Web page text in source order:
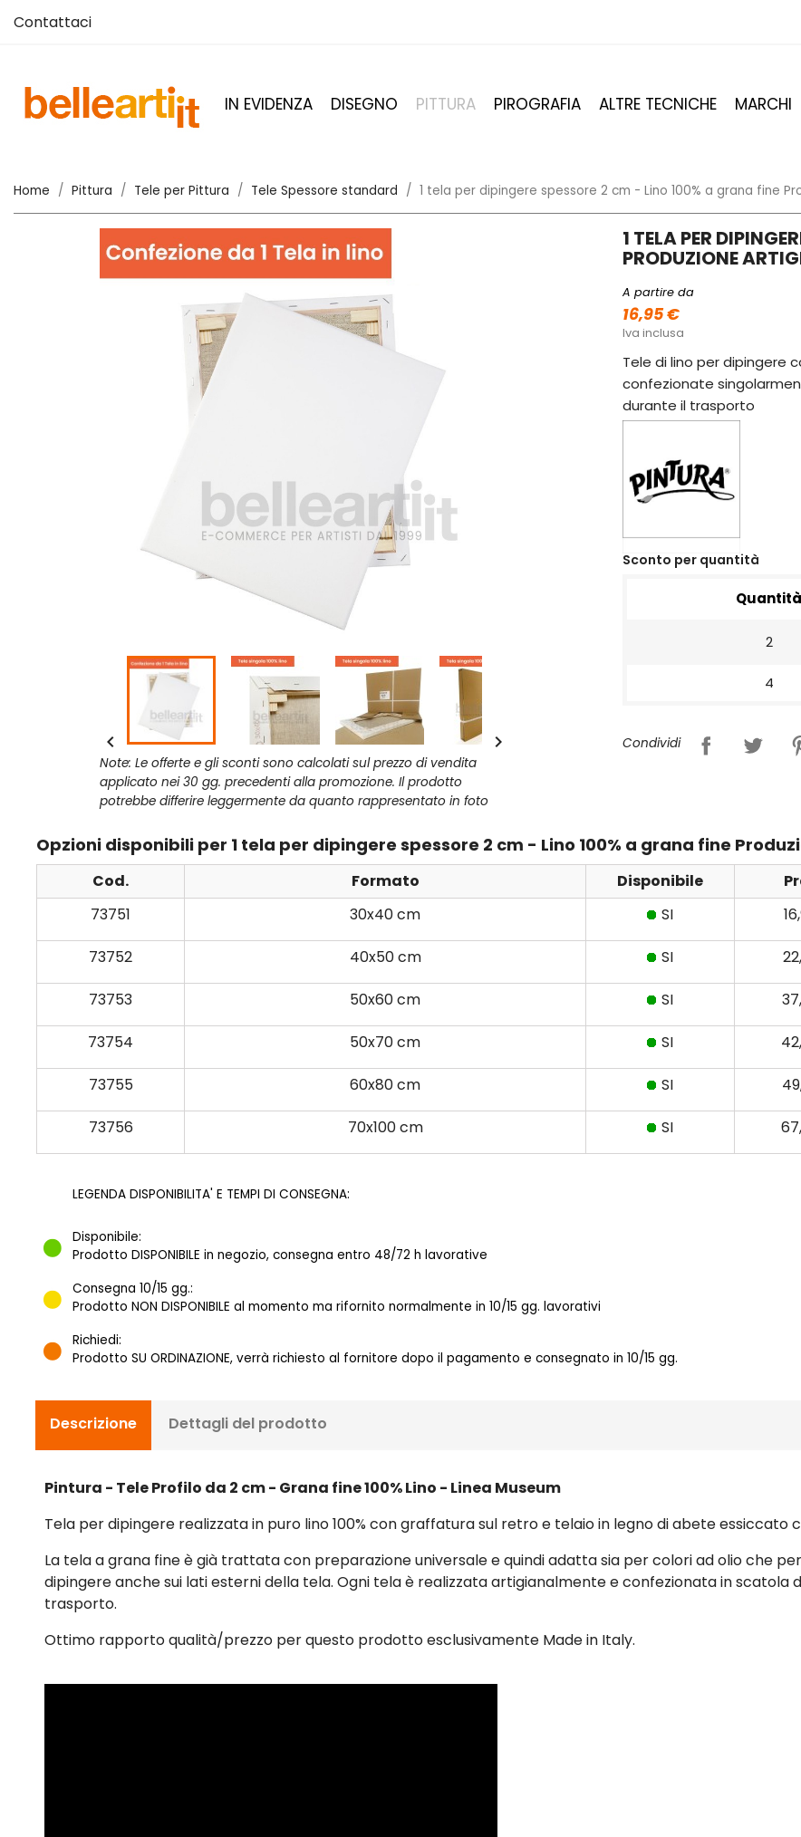
Contattaci
IN EVIDENZA DISEGNO PITTURA PIROGRAFIA ALTRE TECNICHE MARCHI
Home Pittura Tele per Pittura Tele Spessore standard 1 tela per dipingere spessore 2 cm - Lino 100% a grana fine
 
Note: Le offerte e gli sconti sono calcolati sul prezzo di vendita
applicato nei 30 gg. precedenti alla promozione. Il prodotto
potrebbe differire leggermente da quanto rappresentato in foto
1 TELA PER
PRODUZIONE
A partire da
16,95 €
Iva inclusa
Tele di lino per dipingere
confezionate
durante il trasporto
Sconto per quantità
Quantità
2
4
Condividi
Opzioni disponibili per 1 tela per dipingere spessore 2 cm - Lino 100% a grana fine
Cod. Formato Disponibile
73751
30x40 cm SI
73752 40x50 cm SI
73753 50x60 cm SI
73754 50x70 cm SI
73755 60x80 cm SI
73756 70x100 cm SI
LEGENDA DISPONIBILITA' E TEMPI DI CONSEGNA:
Disponibile:
Prodotto DISPONIBILE in negozio, consegna entro 48/72 h lavorative
Consegna 10/15 gg.:
Prodotto NON DISPONIBILE al momento ma rifornito normalmente in 10/15 gg. lavorativi
Richiedi:
Prodotto SU ORDINAZIONE, verrà richiesto al fornitore dopo il pagamento e consegnato in 10/15 gg.
Descrizione Dettagli del prodotto
Pintura - Tele Profilo da 2 cm - Grana fine 100% Lino - Linea Museum
Tela per dipingere realizzata in puro lino 100% con graffatura sul retro e telaio in legno di abete essiccato
La tela a grana fine è già trattata con preparazione universale e quindi adatta sia per colori ad olio che
dipingere anche sui lati esterni della tela. Ogni tela è realizzata artigianalmente e confezionata in
trasporto.
Ottimo rapporto qualità/prezzo per questo prodotto esclusivamente Made in Italy.